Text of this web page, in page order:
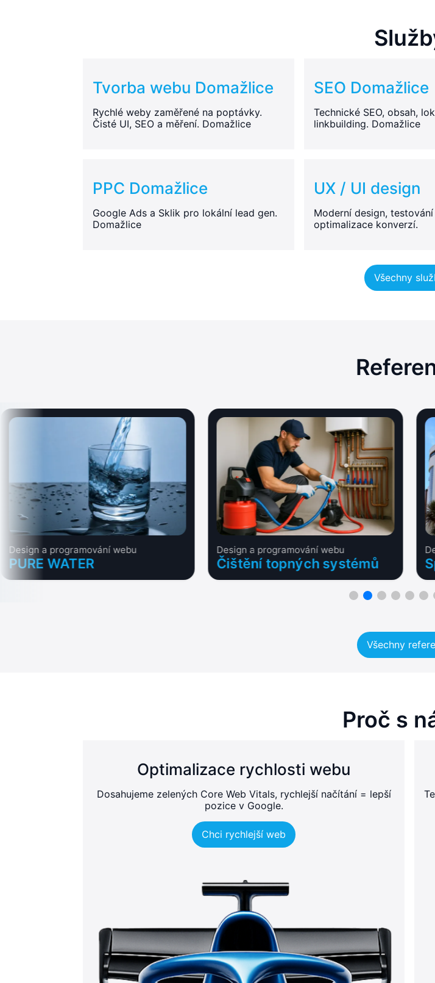
Tvorba webu Domažlice
Rychlé weby zaměřené na poptávky.
Čisté UI, SEO a měření. Domažlice
SEO Domažlice
Technické SEO, obsah,
linkbuilding. Domažlice
PPC Domažlice
Google Ads a Sklik pro lokální lead gen.
Domažlice
UX / UI design
Moderní design,
optimalizace konverzí.
Všechny
Design a programování webu
PURE WATER
Design a programování webu
Čištění topných systémů
Všechny
Proč s
Optimalizace rychlosti webu
Dosahujeme zelených Core Web Vitals, rychlejší načítání = lepší
pozice v Google.
Chci rychlejší web